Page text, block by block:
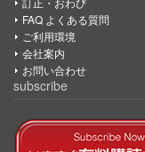
FAQ よくある質問
ご利用環境
会社案内
お問い合わせ
subscribe